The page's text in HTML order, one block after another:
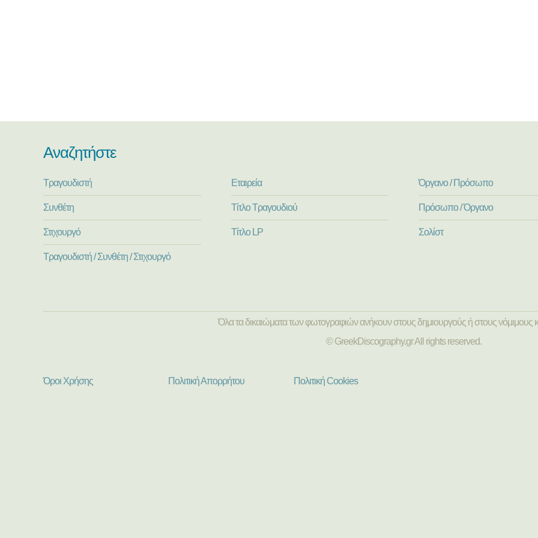
Αναζητήστε
Τραγουδιστή
Συνθέτη
Στιχουργό
Τραγουδιστή / Συνθέτη / Στιχουργό
Εταιρεία
Τίτλο Τραγουδιού
Τίτλο LP
Όργανο / Πρόσωπο
Πρόσωπο / Όργανο
Σολίστ
Όλα τα δικαιώματα των φωτογραφιών ανήκουν στους δημιουργούς ή στους νόμιμους
© GreekDiscography.gr All rights reserved.
Όροι Χρήσης Πολιτική Απορρήτου Πολιτική Cookies